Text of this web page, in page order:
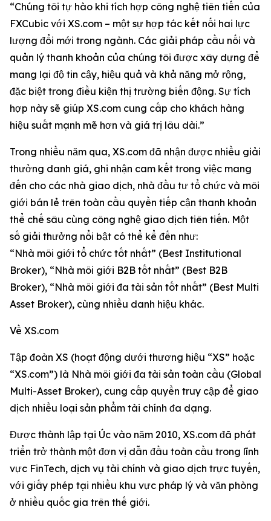
“Chúng tôi tự hào khi tích hợp công nghệ tiên tiến của
FXCubic với XS.com – một sự hợp tác kết nối hai lực
lượng đổi mới trong ngành. Các giải pháp cầu nối và
quản lý thanh khoản của chúng tôi được xây dựng để
mang lại độ tin cậy, hiệu quả và khả năng mở rộng,
đặc biệt trong điều kiện thị trường biến động. Sự tích
hợp này sẽ giúp XS.com cung cấp cho khách hàng
hiệu suất mạnh mẽ hơn và giá trị lâu dài.”
Trong nhiều năm qua, XS.com đã nhận được nhiều giải
thưởng danh giá, ghi nhận cam kết trong việc mang
đến cho các nhà giao dịch, nhà đầu tư tổ chức và môi
giới bán lẻ trên toàn cầu quyền tiếp cận thanh khoản
thể chế sâu cùng công nghệ giao dịch tiên tiến. Một
số giải thưởng nổi bật có thể kể đến như:
“Nhà môi giới tổ chức tốt nhất” (Best Institutional
Broker), “Nhà môi giới B2B tốt nhất” (Best B2B
Broker), “Nhà môi giới đa tài sản tốt nhất” (Best Multi
Asset Broker), cùng nhiều danh hiệu khác.
Về XS.com
Tập đoàn XS (hoạt động dưới thương hiệu “XS” hoặc
“XS.com”) là Nhà môi giới đa tài sản toàn cầu (Global
Multi-Asset Broker), cung cấp quyền truy cập để giao
dịch nhiều loại sản phẩm tài chính đa dạng.
Được thành lập tại Úc vào năm 2010, XS.com đã phát
triển trở thành một đơn vị dẫn đầu toàn cầu trong lĩnh
vực FinTech, dịch vụ tài chính và giao dịch trực tuyến,
với giấy phép tại nhiều khu vực pháp lý và văn phòng
ở nhiều quốc gia trên thế giới.